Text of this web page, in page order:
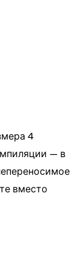
4
— в
вместо